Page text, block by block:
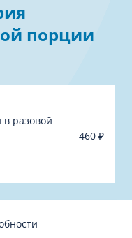
порции
разовой
460 ₽